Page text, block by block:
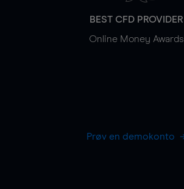
BEST CFD PROVIDER
Online Money Awards
Prøv en demokonto